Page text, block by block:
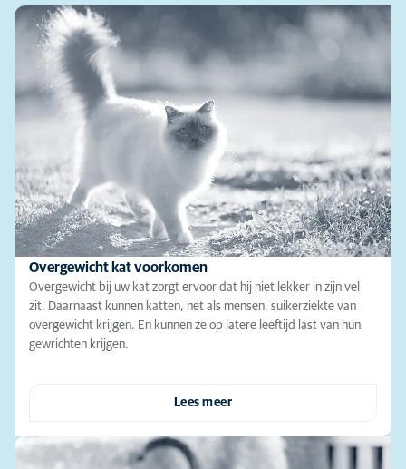
Overgewicht kat voorkomen
Overgewicht bij uw kat zorgt ervoor dat hij niet lekker in zijn vel
zit. Daarnaast kunnen katten, net als mensen, suikerziekte van
overgewicht krijgen. En kunnen ze op latere leeftijd last van hun
gewrichten krijgen.
Lees meer